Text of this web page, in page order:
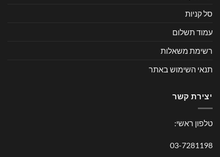
סל קניות
עמוד תשלום
רשימת משאלות
תנאי השימוש באתר
יצירת קשר
טלפון ראשי:
03-7281198